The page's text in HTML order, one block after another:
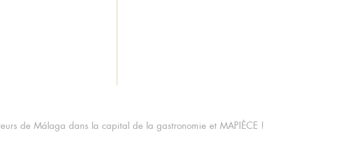
de Málaga dans la capital de la gastronomie et MAPIÈCE !